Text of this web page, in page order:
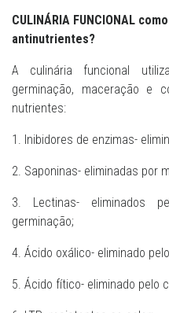
CULINÁRIA FUNCIONAL
antinutrientes?
A culinária funcional
germinação, maceração e
nutrientes:
1. Inibidores de enzimas-
2. Saponinas- eliminadas por
3. Lectinas- eliminados
germinação;
4. Ácido oxálico- eliminado
5. Ácido fítico- eliminado pelo